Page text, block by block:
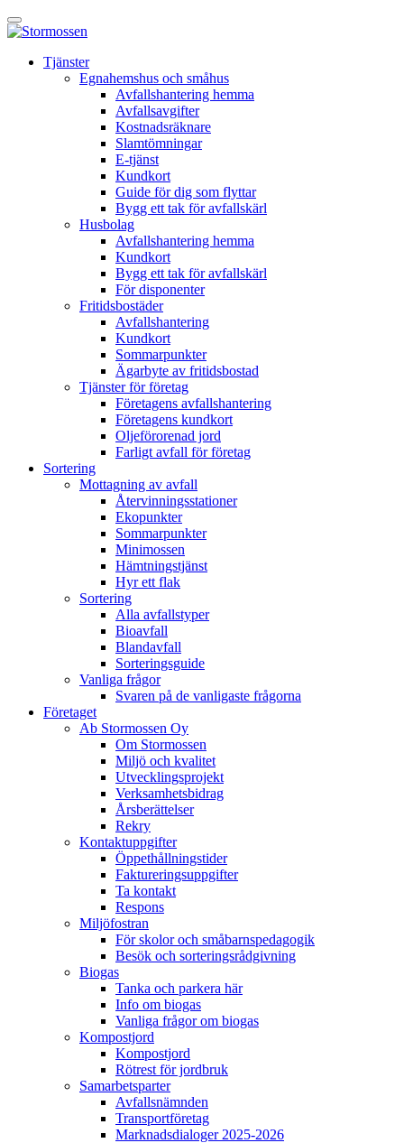
Skip
toÖppna
huvudmeny
tjänst
Tjänster
Egnahemshus och småhus
Avfallshantering hemma
Avfallsavgifter
Kostnadsräknare
Slamtömningar
E-tjänst
Kundkort
Guide för dig som flyttar
Bygg ett tak för avfallskärl
Husbolag
Avfallshantering hemma
Kundkort
Bygg ett tak för avfallskärl
För disponenter
Fritidsbostäder
Avfallshantering
Kundkort
Sommarpunkter
Ägarbyte av fritidsbostad
Tjänster för företag
Företagens avfallshantering
Företagens kundkort
Oljeförorenad jord
Farligt avfall för företag
Sortering
Mottagning av avfall
Återvinningsstationer
Ekopunkter
Sommarpunkter
Minimossen
Hämtningstjänst
Hyr ett flak
Sortering
Alla avfallstyper
Bioavfall
Blandavfall
Sorteringsguide
Vanliga frågor
Svaren på de vanligaste frågorna
Företaget
Ab Stormossen Oy
Om Stormossen
Miljö och kvalitet
Utvecklingsprojekt
Verksamhetsbidrag
Årsberättelser
Rekry
Kontaktuppgifter
Öppethållningstider
Faktureringsuppgifter
Ta kontakt
Respons
Miljöfostran
För skolor och småbarnspedagogik
Besök och sorteringsrådgivning
Biogas
Tanka och parkera här
Info om biogas
Vanliga frågor om biogas
Kompostjord
Kompostjord
Rötrest för jordbruk
Samarbetsparter
Avfallsnämnden
Transportföretag
Marknadsdialoger 2025-2026